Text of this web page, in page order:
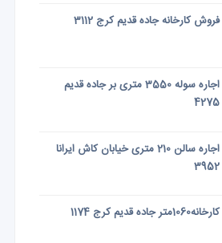
فروش کارخانه جاده قدیم کرج 3112
اجاره سوله 3550 متری بر جاده قدیم
4275
اجاره سالن 210 متری خیابان کاش ایرانا
3952
کارخانه1060متر جاده قدیم کرج 1174